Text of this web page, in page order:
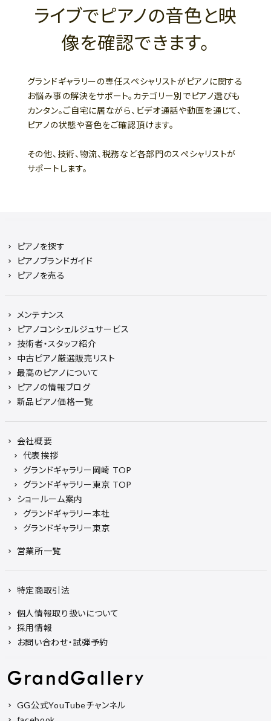
ライブでピアノの音色と映
像を確認できます。
グランドギャラリーの専任スペシャリストがピアノに関する
お悩み事の解決をサポート。カテゴリー別でピアノ選びも
カンタン。ご自宅に居ながら、ビデオ通話や動画を通じて、
ピアノの状態や音色をご確認頂けます。
その他、技術、物流、税務など各部門のスぺシャリストが
サポートします。
ピアノを探す
ピアノブランドガイド
ピアノを売る
メンテナンス
ピアノコンシェルジュサービス
技術者・スタッフ紹介
中古ピアノ厳選販売リスト
最高のピアノについて
ピアノの情報ブログ
新品ピアノ価格一覧
会社概要
代表挨拶
グランドギャラリー岡崎 TOP
グランドギャラリー東京 TOP
ショールーム案内
グランドギャラリー本社
グランドギャラリー東京
営業所一覧
特定商取引法
個人情報取り扱いについて
採用情報
お問い合わせ・試弾予約
GG公式YouTubeチャンネル